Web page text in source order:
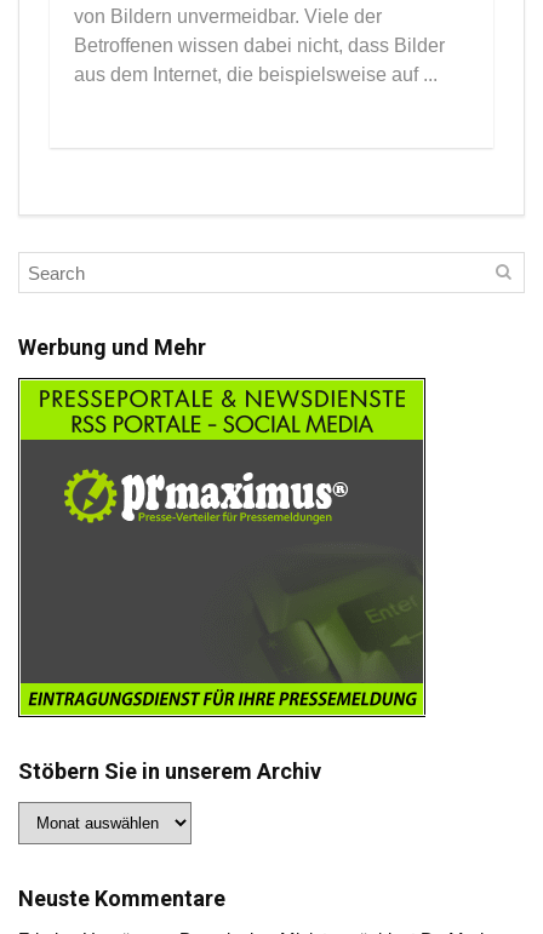
von Bildern unvermeidbar. Viele der
Betroffenen wissen dabei nicht, dass Bilder
aus dem Internet, die beispielsweise auf ...
Werbung und Mehr
Stöbern Sie in unserem Archiv
Sie
Archiv
Neuste Kommentare